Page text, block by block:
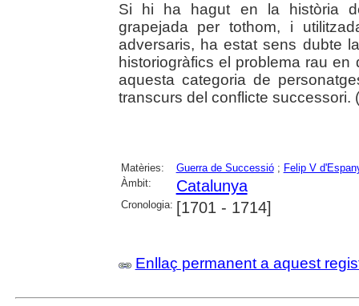
Si hi ha hagut en la història
grapejada per tothom, i
adversaris, ha estat sens dubte
historiogràfics el problema rau
aquesta categoria de
transcurs del conflicte successori.
Matèries: Guerra de Successió; Felip V
Àmbit:
Catalunya
Cronologia: [1701 - 1714]
Enllaç permanent a aquest